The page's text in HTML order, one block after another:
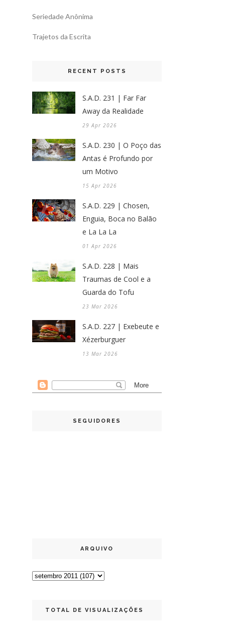
Seriedade Anônima
Trajetos da Escrita
RECENT POSTS
S.A.D. 231 | Far Far
Away da Realidade
29 Apr 2026
S.A.D. 230 | O Poço das
Antas é Profundo por
um Motivo
15 Apr 2026
S.A.D. 229 | Chosen,
Enguia, Boca no Balão
e La La La
01 Apr 2026
S.A.D. 228 | Mais
Traumas de Cool e a
Guarda do Tofu
23 Mar 2026
S.A.D. 227 | Exebeute e
Xézerburguer
13 Mar 2026
SEGUIDORES
ARQUIVO
TOTAL DE VISUALIZAÇÕES